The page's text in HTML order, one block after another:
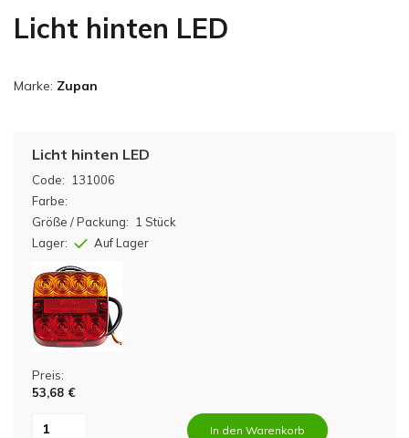
Licht hinten LED
Marke: Zupan
Code: 131006
Licht hinten LED
Farbe:
Größe / Packung:
1 Stück
Lager:
Auf Lager
Preis:
53,68 €
In den Warenkorb